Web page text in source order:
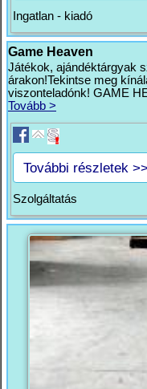
Ingatlan - kiadó
Game Heaven
Játékok, ajándéktárgyak
árakon!Tekintse meg
viszonteladónk! GAME
Tovább >
További részletek
Szolgáltatás